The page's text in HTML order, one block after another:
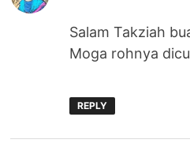
Salam Takziah
Moga rohnya
REPLY